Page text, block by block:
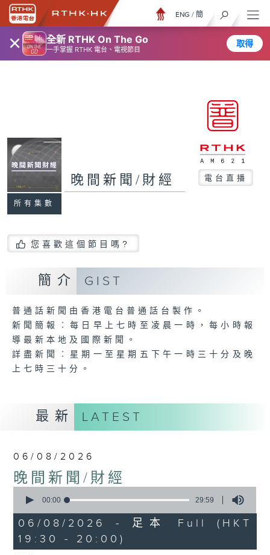
× 全新 RTHK On The Go
一手掌握 RTHK 電台、電視節目
取得
ENG / 簡
所有集數
晚間新聞/財經 電台直播
您喜歡這個節目嗎?
簡介 GIST
普通話新聞由香港電台普通話台製作。
新聞簡報︰每日早上七時至凌晨一時，每小時報
導最新本地及國際新聞。
詳盡新聞︰星期一至星期五下午一時三十分及晚
上七時三十分。
最新 LATEST
06/08/2026
晚間新聞/財經
seconds
29
minutes,
59
seconds
00:00 29:59
06/08/2026 - 足本 Full (HKT
19:30 - 20:00)